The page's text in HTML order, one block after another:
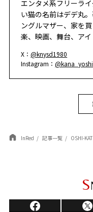
エンタメ系フリーラ
い猫の名前はデデ丸
ングルマザー、家を
楽、映画、舞台、ア
X：@knysd1980
Instagram：
InRed 記事一覧 OSHI-
S